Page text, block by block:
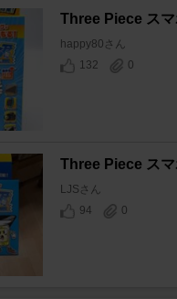
Three Piece ス
happy80さん
132
0
Three Piece ス
LJSさん
94
0